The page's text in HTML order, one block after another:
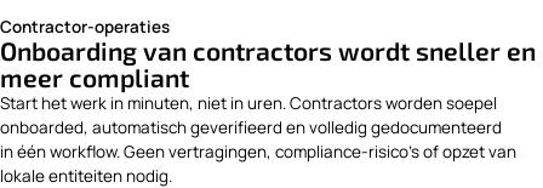
Contractor-operaties
Onboarding van contractors wordt sneller en
meer compliant
Start het werk in minuten, niet in uren. Contractors worden soepel
onboarded, automatisch geverifieerd en volledig gedocumenteerd
in één workflow. Geen vertragingen, compliance-risico's of opzet van
lokale entiteiten nodig.